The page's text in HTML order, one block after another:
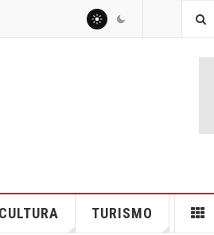
CULTURA TURISMO